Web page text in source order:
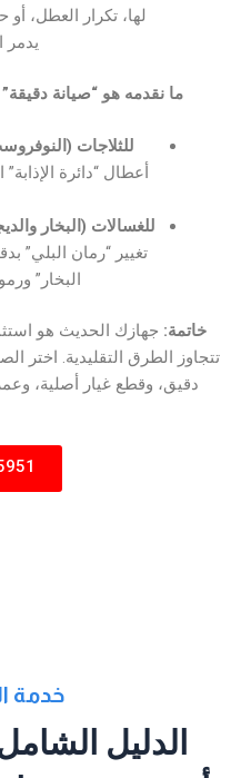
لها، تكرار العطل،
يدمر
ما نقدمه هو “صيانة
للثلاجات
أعطال “دائرة
للغسالات (البخار
تغيير “رمان البلي”
البخار”
خاتمة: جهازك الحديث هو
تتجاوز الطرق التقليدية.
دقيق، وقطع غيار أصلية،
خدمة
الدليل